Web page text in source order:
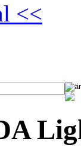
<<